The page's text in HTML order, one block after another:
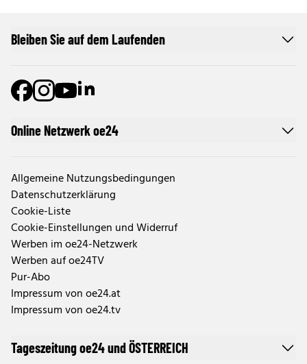
Online Netzwerk oe24
Allgemeine Nutzungsbedingungen
Datenschutzerklärung
Cookie-Liste
Cookie-Einstellungen und Widerruf
Werben im oe24-Netzwerk
Werben auf oe24TV
Pur-Abo
Impressum von oe24.at
Impressum von oe24.tv
Tageszeitung oe24 und ÖSTERREICH
Bleiben Sie auf dem Laufenden